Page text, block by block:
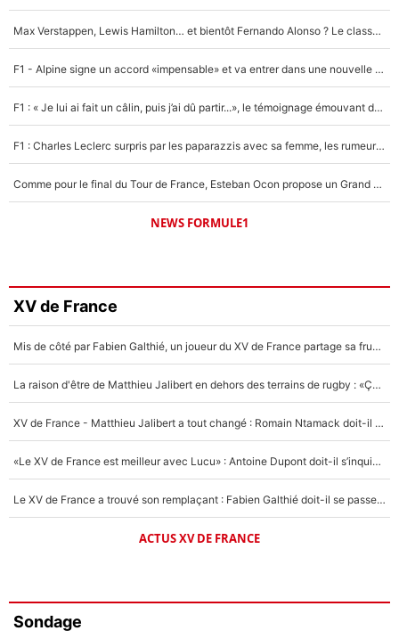
Max Verstappen, Lewis Hamilton… et bientôt Fernando Alonso ? Le classement des pilotes les mieux payés en Formule 1 risque de changer !
F1 - Alpine signe un accord «impensable» et va entrer dans une nouvelle dimension : Grande nouvelle pour Pierre Gasly !
F1 : « Je lui ai fait un câlin, puis j’ai dû partir...», le témoignage émouvant de Max Verstappen sur sa fille
F1 : Charles Leclerc surpris par les paparazzis avec sa femme, les rumeurs étaient vraies !
Comme pour le final du Tour de France, Esteban Ocon propose un Grand Prix de Formule 1 à Paris : «Autour de l’Arc de Triomphe, ce serait génial» !
NEWS FORMULE1
XV de France
Mis de côté par Fabien Galthié, un joueur du XV de France partage sa frustration : «ils ne me l’ont pas dit tout de suite»
La raison d'être de Matthieu Jalibert en dehors des terrains de rugby : «Ça m'atteint autant que si tu touches à un membre de ma famille»
XV de France - Matthieu Jalibert a tout changé : Romain Ntamack doit-il s’inquiéter pour sa place à un an de la Coupe du monde ?
«Le XV de France est meilleur avec Lucu» : Antoine Dupont doit-il s’inquiéter pour sa place ?
Le XV de France a trouvé son remplaçant : Fabien Galthié doit-il se passer d'Antoine Dupont ?
ACTUS XV DE FRANCE
Sondage